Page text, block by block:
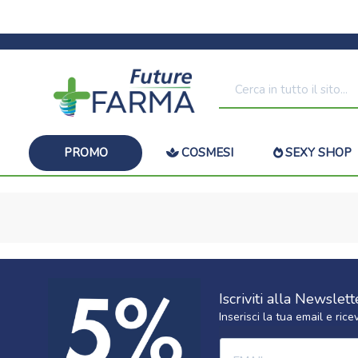
PROMO COSMESI SEXY SHOP
Iscriviti alla
Inserisci la tua email e